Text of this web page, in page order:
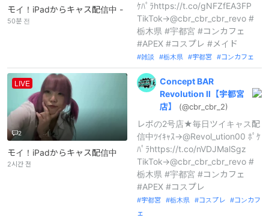
モイ！iPadからキャス配信中 -
50분 전
ｹﾊﾟﾗhttps://t.co/gNFZfEA3FP
TikTok→@cbr_cbr_cbr_revo #
栃木県 #宇都宮 #コンカフェ
#APEX #コスプレ #メイド
雑談 栃木県 宇都宮 コンカフェ
LIVE
2
モイ！iPadからキャス配信中
2시간 전
ConceptBAR
Revolution Ⅱ【宇都宮
店】
(@cbr_ cbr_ 2)
レボの2号店★毎日ツイキャス配
信中ﾂｲｷｬｽ→@Revol_ution00 ﾎﾟｹ
ﾊﾟﾗhttps://t.co/nVDJMalSgz
TikTok→@cbr_cbr_cbr_revo #
栃木県 #宇都宮 #コンカフェ
#APEX #コスプレ
宇都宮 栃木県 コスプレ
コンカフ
ェ